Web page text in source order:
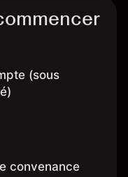
(sous
convenance